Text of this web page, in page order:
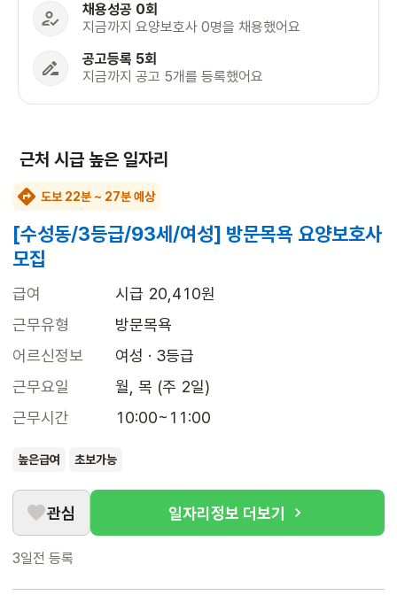
채용성공 0회
지금까지 요양보호사 0명을 채용했어요
공고등록 5회
지금까지 공고 5개를 등록했어요
근처 시급 높은 일자리
도보 22분 ~ 27분 예상
[수성동/3등급/93세/여성] 방문목욕 요양보호사
모집
급여
시급 20,410원
근무유형
방문목욕
어르신정보
여성 · 3등급
근무요일
월, 목 (주 2일)
근무시간
10:00~11:00
높은급여 초보가능
관심 일자리정보 더보기
3일전 등록